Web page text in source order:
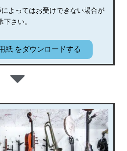
よってはお受けできない場合が
さい。
紙 をダウンロードする